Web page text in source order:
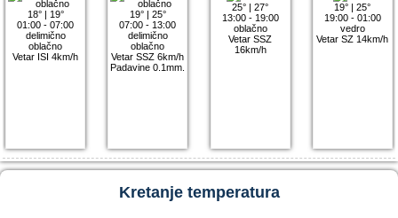
18°| 19°
01:00 - 07:00
delimično
oblačno
Vetar ISI 4km/h
19°| 25°
07:00 - 13:00
delimično
oblačno
Vetar SSZ 6km/h
Padavine 0.1mm.
25° |27°
13:00 - 19:00
oblačno
Vetar SSZ
16km/h
19° |25°
19:00 - 01:00
vedro
Vetar SZ 14km/h
Kretanje temperatura